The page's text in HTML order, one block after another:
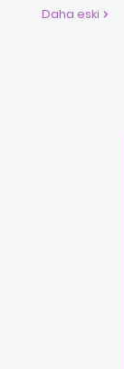
Daha eski